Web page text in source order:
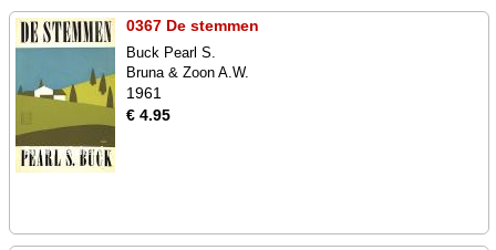
0367 De stemmen
Buck Pearl S.
Bruna & Zoon A.W.
1961
€ 4.95